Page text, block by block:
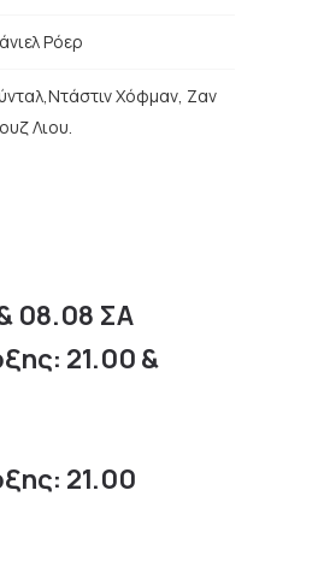
Ρόερ
Χόφμαν, Ζαν
Λιου.
08.08 ΣΑ
21.00 &
21.00